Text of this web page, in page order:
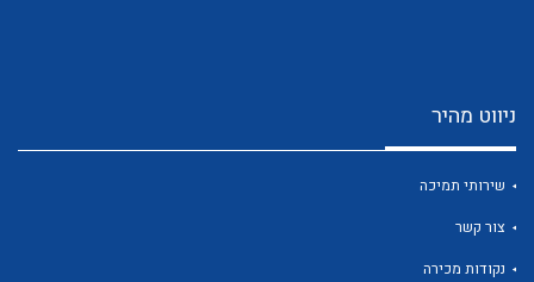
לכל מוצרי היצרן
ניווט מהיר
שירותי תמיכה
צור קשר
נקודות מכירה